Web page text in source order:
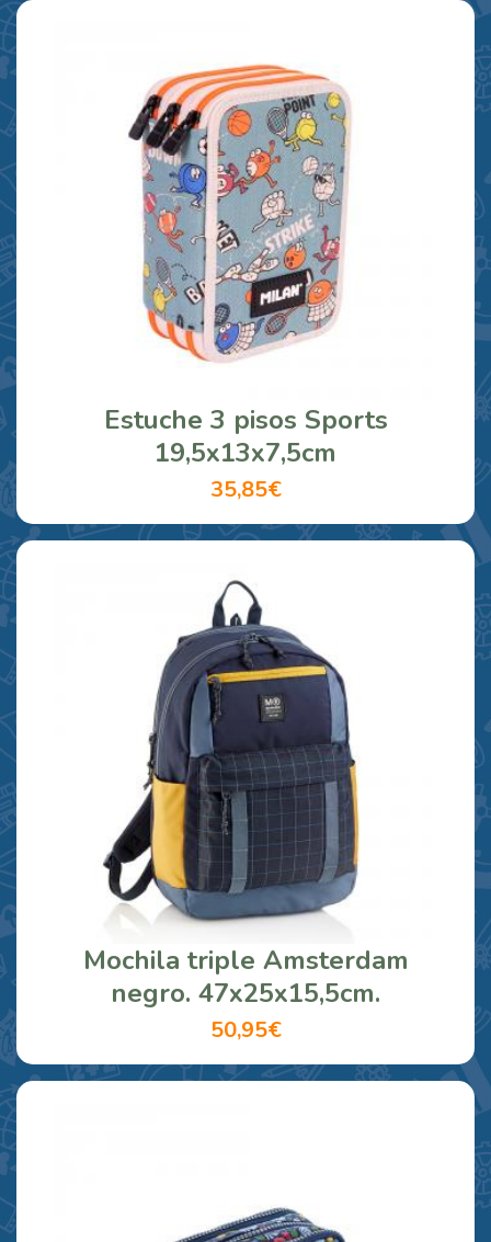
Estuche 3 pisos Sports
19,5x13x7,5cm
35,85€
Mochila triple Amsterdam
negro. 47x25x15,5cm.
50,95€